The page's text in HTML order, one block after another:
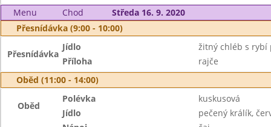
Menu Chod
Středa 16. 9. 2020
Přesnídávka (9:00 - 10:00)
Přesnídávka
Jídlo
žitný chléb s rybí
Příloha
rajče
Oběd (11:00 - 14:00)
Oběd
Polévka
kuskusová
Jídlo
pečený králík,